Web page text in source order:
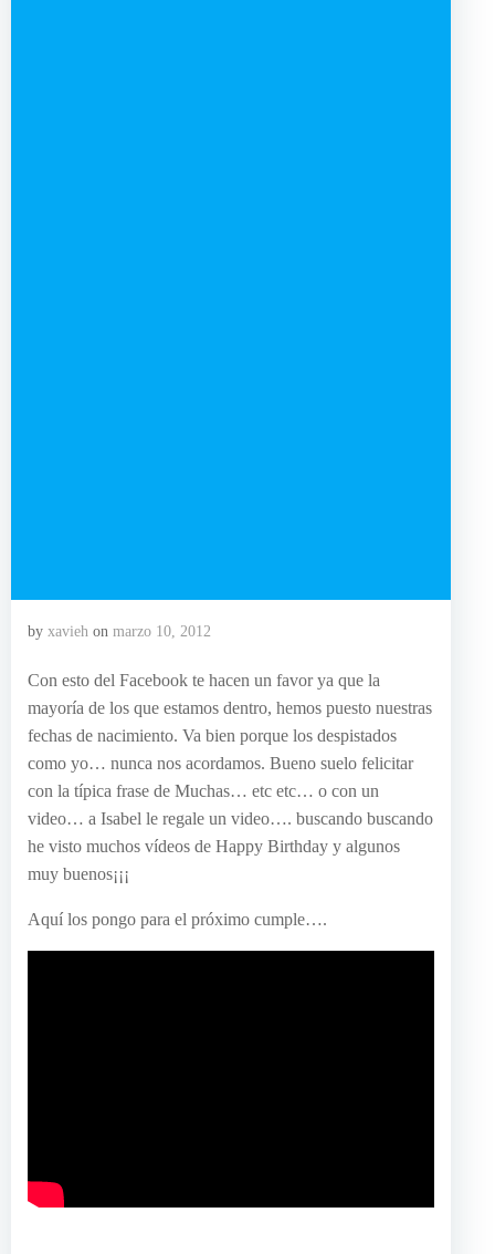
by xavieh on marzo 10, 2012
Con esto del Facebook te hacen un favor ya que la
mayoría de los que estamos dentro, hemos puesto nuestras
fechas de nacimiento. Va bien porque los despistados
como yo… nunca nos acordamos. Bueno suelo felicitar
con la típica frase de Muchas… etc etc… o con un
video… a Isabel le regale un video…. buscando buscando
he visto muchos vídeos de Happy Birthday y algunos
muy buenos¡¡¡
Aquí los pongo para el próximo cumple….